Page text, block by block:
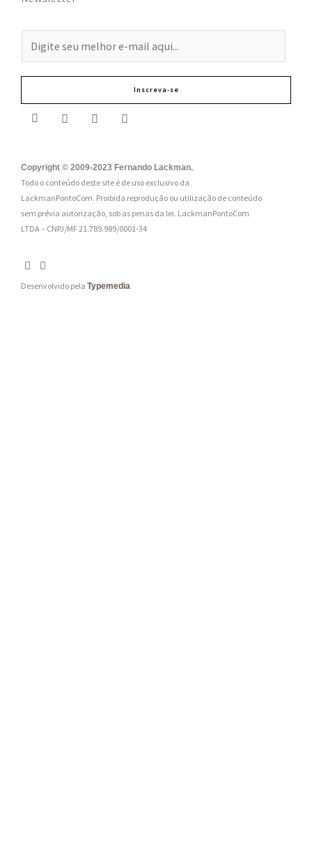
-
a
:
*
Inscreva-se
Copyright © 2009-2023 Fernando Lackman.
Todo o conteúdo deste site é de uso exclusivo da
LackmanPontoCom. Proibida reprodução ou utilização de conteúdo
sem prévia autorização, sob as penas da lei. LackmanPontoCom
LTDA – CNPJ/MF 21.789.989/0001-34
Desenvolvido pela Typemedia